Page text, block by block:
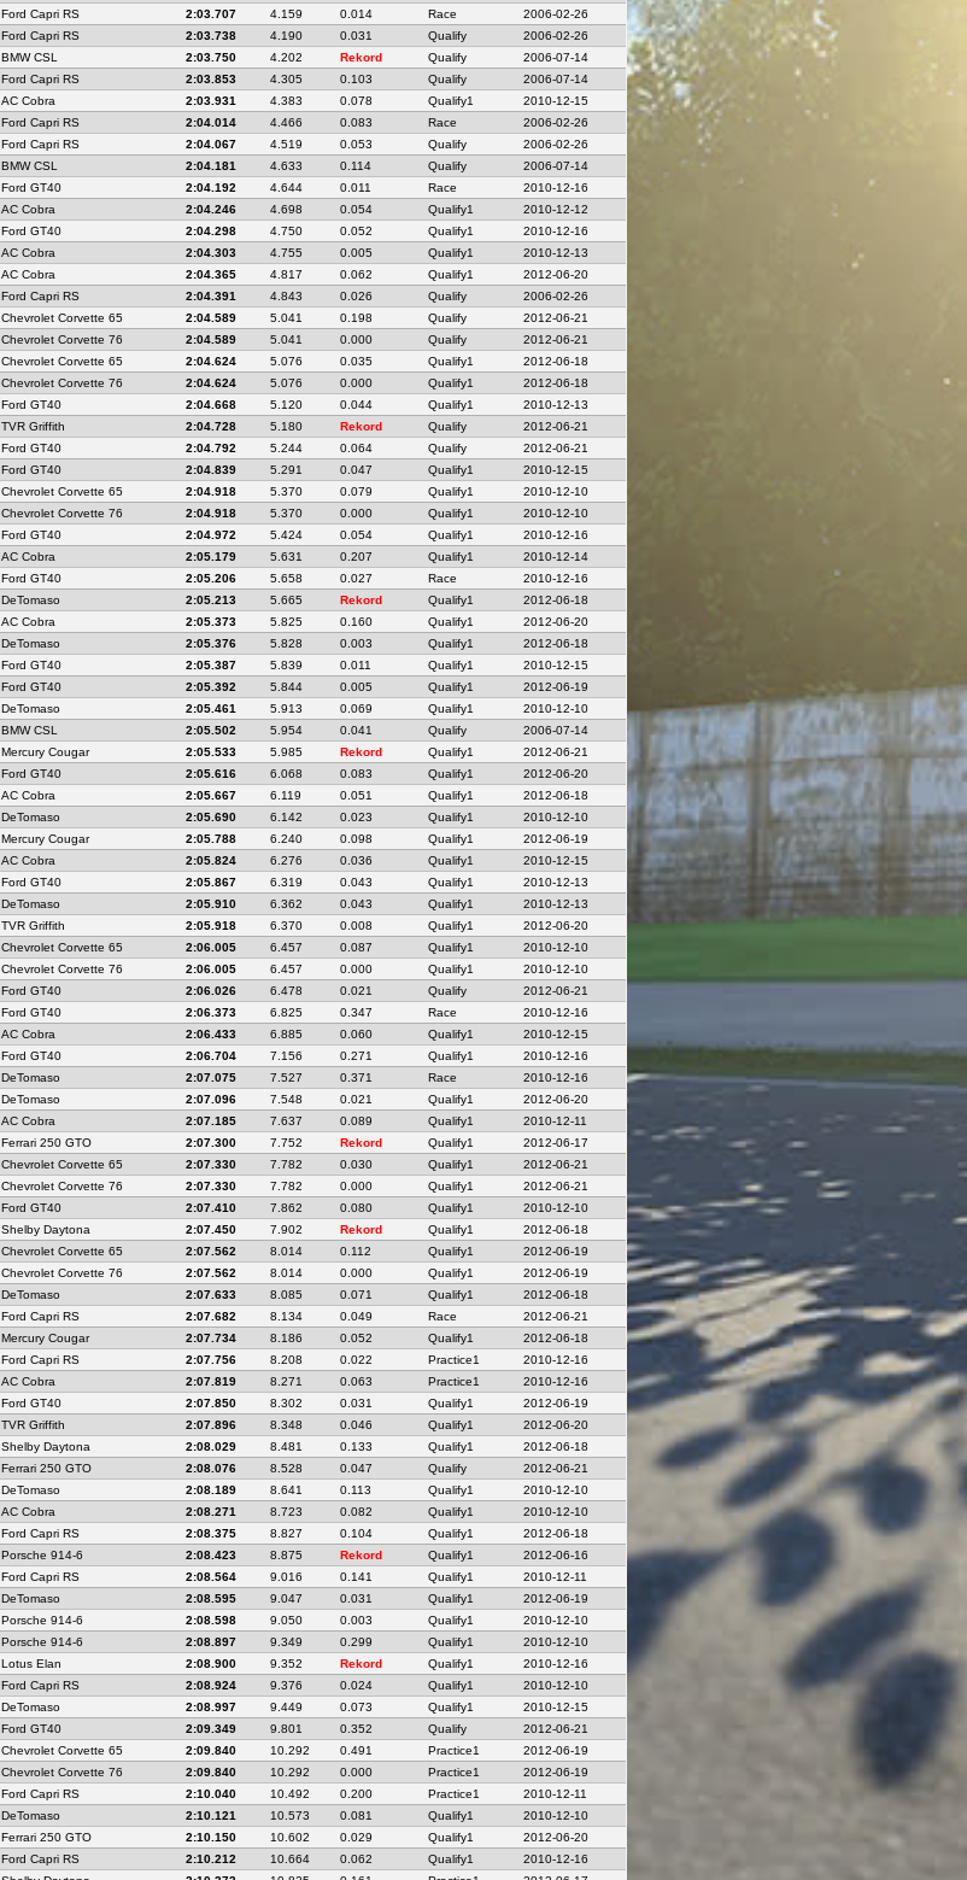
Ford Capri RS 2:03.707 4.159 0.014 Race
2006-02-26
Ford Capri RS 2:03.738 4.190 0.031 Qualify
2006-02-26
BMW CSL 2:03.750 4.202 Rekord Qualify
2006-07-14
Ford Capri RS 2:03.853 4.305 0.103 Qualify
2006-07-14
AC Cobra 2:03.931 4.383 0.078 Qualify1
2010-12-15
Ford Capri RS 2:04.014 4.466 0.083 Race
2006-02-26
Ford Capri RS 2:04.067 4.519 0.053 Qualify
2006-02-26
BMW CSL 2:04.181 4.633 0.114 Qualify
2006-07-14
Ford GT40 2:04.192 4.644 0.011 Race
2010-12-16
AC Cobra 2:04.246 4.698 0.054 Qualify1
2010-12-12
Ford GT40 2:04.298 4.750 0.052 Qualify1
2010-12-16
AC Cobra 2:04.303 4.755 0.005 Qualify1
2010-12-13
AC Cobra 2:04.365 4.817 0.062 Qualify1
2012-06-20
Ford Capri RS 2:04.391 4.843 0.026 Qualify
2006-02-26
Chevrolet Corvette 65 2:04.589 5.041 0.198 Qualify
2012-06-21
Chevrolet Corvette 76 2:04.589 5.041 0.000 Qualify
2012-06-21
Chevrolet Corvette 65 2:04.624 5.076 0.035 Qualify1
2012-06-18
Chevrolet Corvette 76 2:04.624 5.076 0.000 Qualify1
2012-06-18
Ford GT40 2:04.668 5.120 0.044 Qualify1
2010-12-13
TVR Griffith 2:04.728 5.180 Rekord Qualify
2012-06-21
Ford GT40 2:04.792 5.244 0.064 Qualify
2012-06-21
Ford GT40 2:04.839 5.291 0.047 Qualify1
2010-12-15
Chevrolet Corvette 65 2:04.918 5.370 0.079 Qualify1
2010-12-10
Chevrolet Corvette 76 2:04.918 5.370 0.000 Qualify1
2010-12-10
Ford GT40 2:04.972 5.424 0.054 Qualify1
2010-12-16
AC Cobra 2:05.179 5.631 0.207 Qualify1
2010-12-14
Ford GT40 2:05.206 5.658 0.027 Race
2010-12-16
DeTomaso 2:05.213 5.665 Rekord Qualify1
2012-06-18
AC Cobra 2:05.373 5.825 0.160 Qualify1
2012-06-20
DeTomaso 2:05.376 5.828 0.003 Qualify1
2012-06-18
Ford GT40 2:05.387 5.839 0.011 Qualify1
2010-12-15
Ford GT40 2:05.392 5.844 0.005 Qualify1
2012-06-19
DeTomaso 2:05.461 5.913 0.069 Qualify1
2010-12-10
BMW CSL 2:05.502 5.954 0.041 Qualify
2006-07-14
Mercury Cougar 2:05.533 5.985 Rekord Qualify1
2012-06-21
Ford GT40 2:05.616 6.068 0.083 Qualify1
2012-06-20
AC Cobra 2:05.667 6.119 0.051 Qualify1
2012-06-18
DeTomaso 2:05.690 6.142 0.023 Qualify1
2010-12-10
Mercury Cougar 2:05.788 6.240 0.098 Qualify1
2012-06-19
AC Cobra 2:05.824 6.276 0.036 Qualify1
2010-12-15
Ford GT40 2:05.867 6.319 0.043 Qualify1
2010-12-13
DeTomaso 2:05.910 6.362 0.043 Qualify1
2010-12-13
TVR Griffith 2:05.918 6.370 0.008 Qualify1
2012-06-20
Chevrolet Corvette 65 2:06.005 6.457 0.087 Qualify1
2010-12-10
Chevrolet Corvette 76 2:06.005 6.457 0.000 Qualify1
2010-12-10
Ford GT40 2:06.026 6.478 0.021 Qualify
2012-06-21
Ford GT40 2:06.373 6.825 0.347 Race
2010-12-16
AC Cobra 2:06.433 6.885 0.060 Qualify1
2010-12-15
Ford GT40 2:06.704 7.156 0.271 Qualify1
2010-12-16
DeTomaso 2:07.075 7.527 0.371 Race
2010-12-16
DeTomaso 2:07.096 7.548 0.021 Qualify1
2012-06-20
AC Cobra 2:07.185 7.637 0.089 Qualify1
2010-12-11
Ferrari 250 GTO 2:07.300 7.752 Rekord Qualify1
2012-06-17
Chevrolet Corvette 65 2:07.330 7.782 0.030 Qualify1
2012-06-21
Chevrolet Corvette 76 2:07.330 7.782 0.000 Qualify1
2012-06-21
Ford GT40 2:07.410 7.862 0.080 Qualify1
2010-12-10
Shelby Daytona 2:07.450 7.902 Rekord Qualify1
2012-06-18
Chevrolet Corvette 65 2:07.562 8.014 0.112 Qualify1
2012-06-19
Chevrolet Corvette 76 2:07.562 8.014 0.000 Qualify1
2012-06-19
DeTomaso 2:07.633 8.085 0.071 Qualify1
2012-06-18
Ford Capri RS 2:07.682 8.134 0.049 Race
2012-06-21
Mercury Cougar 2:07.734 8.186 0.052 Qualify1
2012-06-18
Ford Capri RS 2:07.756 8.208 0.022 Practice1
2010-12-16
AC Cobra 2:07.819 8.271 0.063 Practice1
2010-12-16
Ford GT40 2:07.850 8.302 0.031 Qualify1
2012-06-19
TVR Griffith 2:07.896 8.348 0.046 Qualify1
2012-06-20
Shelby Daytona 2:08.029 8.481 0.133 Qualify1
2012-06-18
Ferrari 250 GTO 2:08.076 8.528 0.047 Qualify
2012-06-21
DeTomaso 2:08.189 8.641 0.113 Qualify1
2010-12-10
AC Cobra 2:08.271 8.723 0.082 Qualify1
2010-12-10
Ford Capri RS 2:08.375 8.827 0.104 Qualify1
2012-06-18
Porsche 914-6 2:08.423 8.875 Rekord Qualify1
2012-06-16
Ford Capri RS 2:08.564 9.016 0.141 Qualify1
2010-12-11
DeTomaso 2:08.595 9.047 0.031 Qualify1
2012-06-19
Porsche 914-6 2:08.598 9.050 0.003 Qualify1
2010-12-10
Porsche 914-6 2:08.897 9.349 0.299 Qualify1
2010-12-10
Lotus Elan 2:08.900 9.352 Rekord Qualify1
2010-12-16
Ford Capri RS 2:08.924 9.376 0.024 Qualify1
2010-12-10
DeTomaso 2:08.997 9.449 0.073 Qualify1
2010-12-15
Ford GT40 2:09.349 9.801 0.352 Qualify
2012-06-21
Chevrolet Corvette 65 2:09.840 10.292 0.491 Practice1
2012-06-19
Chevrolet Corvette 76 2:09.840 10.292 0.000 Practice1
2012-06-19
Ford Capri RS 2:10.040 10.492 0.200 Practice1
2010-12-11
DeTomaso 2:10.121 10.573 0.081 Qualify1
2010-12-10
Ferrari 250 GTO 2:10.150 10.602 0.029 Qualify1
2012-06-20
Ford Capri RS 2:10.212 10.664 0.062 Qualify1
2010-12-16